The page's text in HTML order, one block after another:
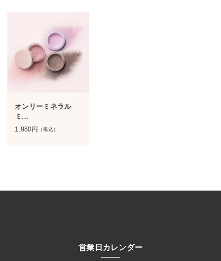
オンリーミネラル
ミ...
1,980 円 （税込）
営業日カレンダー